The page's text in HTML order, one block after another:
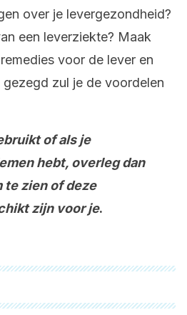
over je levergezondheid?
een leverziekte? Maak
voor de lever en
zul je de voordelen
of als je
hebt, overleg dan
te zien of deze
zijn voor je.
zijn grondig gecontroleerd door